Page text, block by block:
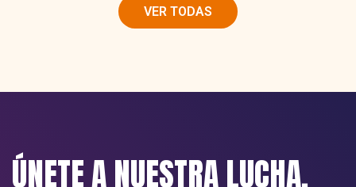
VER TODAS
ÚNETE A NUESTRA LUCHA.